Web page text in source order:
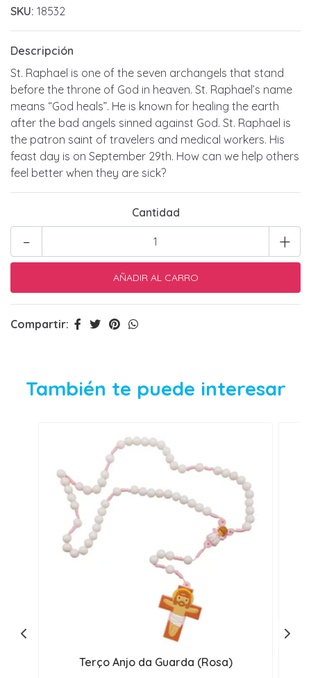
SKU: 18532
Descripción
St. Raphael is one of the seven archangels that stand
before the throne of God in heaven. St. Raphael’s name
means “God heals”. He is known for healing the earth
after the bad angels sinned against God. St. Raphael is
the patron saint of travelers and medical workers. His
feast day is on September 29th. How can we help others
feel better when they are sick?
Cantidad
+
-
Compartir:
También te puede interesar
Terço Anjo da Guarda (Rosa)